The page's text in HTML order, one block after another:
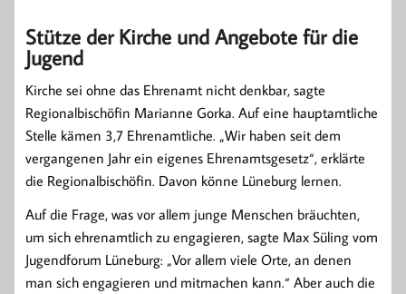
Stütze der Kirche und Angebote für die
Jugend
Kirche sei ohne das Ehrenamt nicht denkbar, sagte
Regionalbischöfin Marianne Gorka. Auf eine hauptamtliche
Stelle kämen 3,7 Ehrenamtliche. „Wir haben seit dem
vergangenen Jahr ein eigenes Ehrenamtsgesetz“, erklärte
die Regionalbischöfin. Davon könne Lüneburg lernen.
Auf die Frage, was vor allem junge Menschen bräuchten,
um sich ehrenamtlich zu engagieren, sagte Max Süling vom
Jugendforum Lüneburg: „Vor allem viele Orte, an denen
man sich engagieren und mitmachen kann.“ Aber auch die